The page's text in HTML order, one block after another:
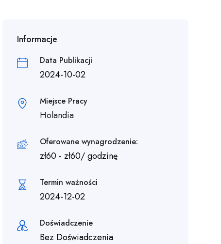
Informacje
Data Publikacji
2024-10-02
Miejsce Pracy
Holandia
Oferowane wynagrodzenie:
zł60- zł60/ godzinę
Termin ważności
2024-12-02
Doświadczenie
Bez Doświadczenia